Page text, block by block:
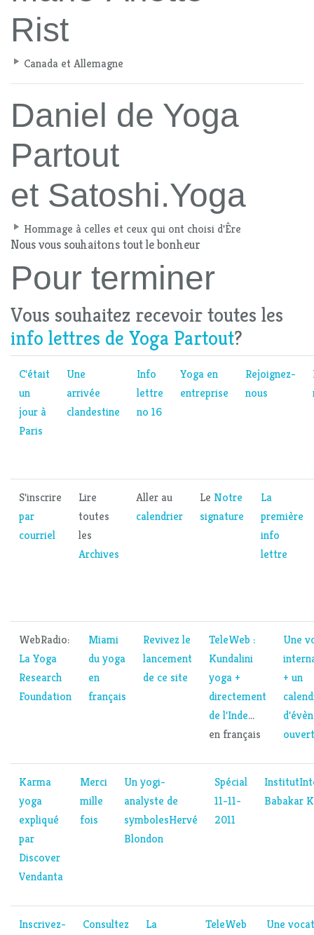
Rist
Canada et Allemagne
Daniel de Yoga
Partout
et Satoshi.Yoga
Hommage à celles et ceux qui ont choisi d'Êre
Nous vous souhaitons tout le bonheur
Pour terminer
Vous souhaitez recevoir toutes les
info lettres de Yoga Partout?
C'était
un
jour à
Paris
Une
arrivée
clandestine
Info
lettre
no 16
Yoga en
entreprise
Rejoignez-
nous
S'inscrire
par
courriel
Lire
toutes
les
Archives
Aller au
calendrier
Le Notre
signature
La
première
info
lettre
WebRadio:
La Yoga
Research
Foundation
Miami
du yoga
en
français
Revivez le
lancement
de ce site
TeleWeb :
Kundalini
yoga +
directement
de l'Inde...
en français
Une
+ un
Karma
yoga
expliqué
par
Discover
Vendanta
Merci
mille
fois
Un yogi-
analyste de
symbolesHervé
Blondon
Spécial
11-11-
2011
Babakar
Inscrivez-
Consultez
La
TeleWeb
Une